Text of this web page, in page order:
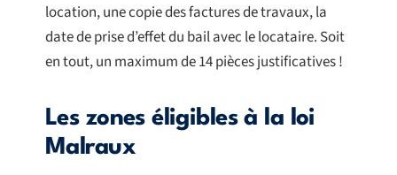
location, une copie des factures de travaux, la
date de prise d’effet du bail avec le locataire. Soit
en tout, un maximum de 14 pièces justificatives !
Les zones éligibles à la loi
Malraux